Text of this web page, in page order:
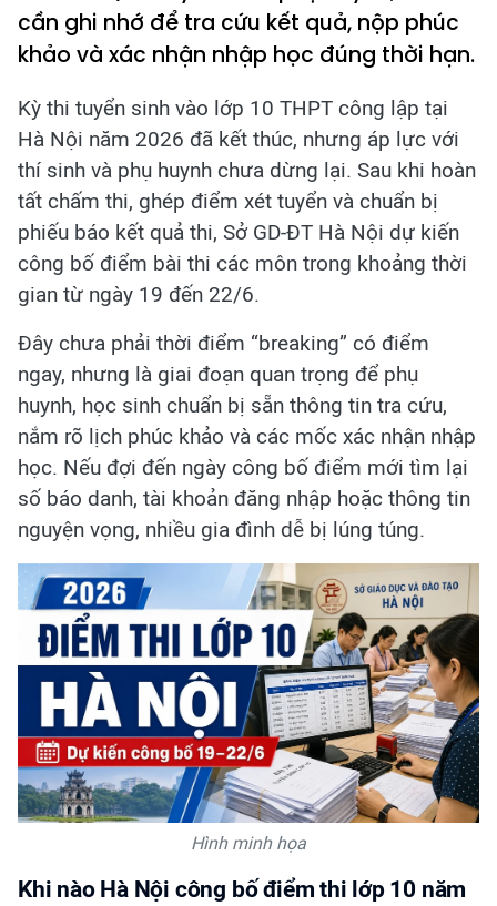
cần ghi nhớ để tra cứu kết quả, nộp phúc
khảo và xác nhận nhập học đúng thời hạn.
Kỳ thi tuyển sinh vào lớp 10 THPT công lập tại
Hà Nội năm 2026 đã kết thúc, nhưng áp lực với
thí sinh và phụ huynh chưa dừng lại. Sau khi hoàn
tất chấm thi, ghép điểm xét tuyển và chuẩn bị
phiếu báo kết quả thi, Sở GD-ĐT Hà Nội dự kiến
công bố điểm bài thi các môn trong khoảng thời
gian từ ngày 19 đến 22/6.
Đây chưa phải thời điểm “breaking” có điểm
ngay, nhưng là giai đoạn quan trọng để phụ
huynh, học sinh chuẩn bị sẵn thông tin tra cứu,
nắm rõ lịch phúc khảo và các mốc xác nhận nhập
học. Nếu đợi đến ngày công bố điểm mới tìm lại
số báo danh, tài khoản đăng nhập hoặc thông tin
nguyện vọng, nhiều gia đình dễ bị lúng túng.
Hình minh họa
Khi nào Hà Nội công bố điểm thi lớp 10 năm